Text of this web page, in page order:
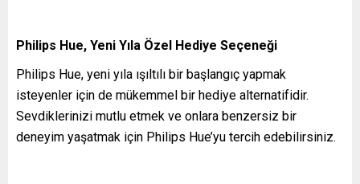
Philips Hue, Yeni Yıla Özel Hediye Seçeneği
Philips Hue, yeni yıla ışıltılı bir başlangıç yapmak
isteyenler için de mükemmel bir hediye alternatifidir.
Sevdiklerinizi mutlu etmek ve onlara benzersiz bir
deneyim yaşatmak için Philips Hue’yu tercih edebilirsiniz.